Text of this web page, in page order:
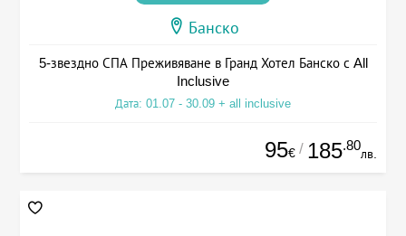
Банско
5-звездно СПА Преживяване в Гранд Хотел Банско с All
Inclusive
Дата: 01.07 - 30.09 + all inclusive
95€ / 185.80
лв.